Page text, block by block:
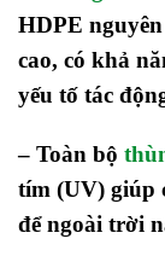
HDPE
cao, có khả
yếu tố tác
– Toàn bộ
tím (UV) giúp
để ngoài trời